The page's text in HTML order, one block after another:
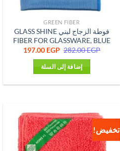
GREEN FIBER
فوطة الزجاج لبني GLASS SHINE
FIBER FOR GLASSWARE, BLUE
282.00EGP
السعر
هو:
282.00 EGP.
197.00 EGP
إضافة إلى السلة
تخفيض!